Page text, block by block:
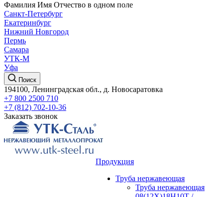
Фамилия Имя Отчество в одном поле
Санкт-Петербург
Екатеринбург
Нижний Новгород
Пермь
Самара
УТК-М
Уфа
Поиск
194100, Ленинградская обл., д. Новосаратовка
+7 800 2500 710
+7 (812) 702-10-36
Заказать звонок
Продукция
Труба нержавеющая
Труба нержавеющая